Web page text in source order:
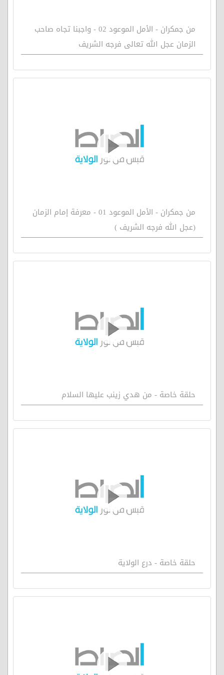
من جمكران - الأمل الموعود 02 - واجبنا تجاه صاحب
الزمان عجل الله تعالى فرجه الشريف
من جمكران - الأمل الموعود 01 - معرفة إمام الزمان
(عجل الله فرجه الشريف )
حلقة خاصة - من هدي زينب عليها السلام
حلقة خاصة - درع الولاية